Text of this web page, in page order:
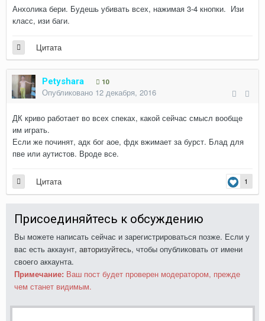
Анхолика бери. Будешь убивать всех, нажимая 3-4 кнопки. Изи
класс, изи баги.
Цитата
Petyshara 10
Опубликовано 12 декабря, 2016
ДК криво работает во всех спеках, какой сейчас смысл вообще
им играть.
Если же починят, адк бог аое, фдк вжимает за бурст. Блад для
пве или аутистов. Вроде все.
1
Цитата
Присоединяйтесь к обсуждению
Вы можете написать сейчас и зарегистрироваться позже. Если у
вас есть аккаунт, авторизуйтесь, чтобы опубликовать от имени
своего аккаунта.
Примечание: Ваш пост будет проверен модератором, прежде
чем станет видимым.